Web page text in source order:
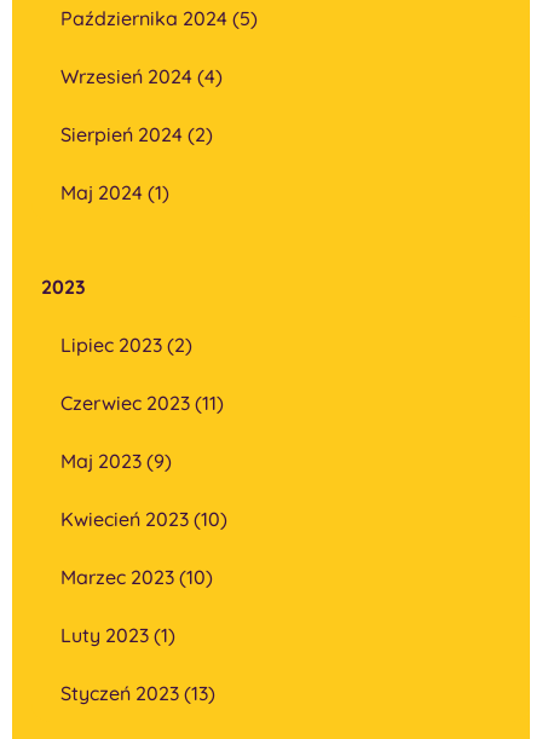
Października 2024 (5)
Wrzesień 2024 (4)
Sierpień 2024 (2)
Maj 2024 (1)
2023
Lipiec 2023 (2)
Czerwiec 2023 (11)
Maj 2023 (9)
Kwiecień 2023 (10)
Marzec 2023 (10)
Luty 2023 (1)
Styczeń 2023 (13)